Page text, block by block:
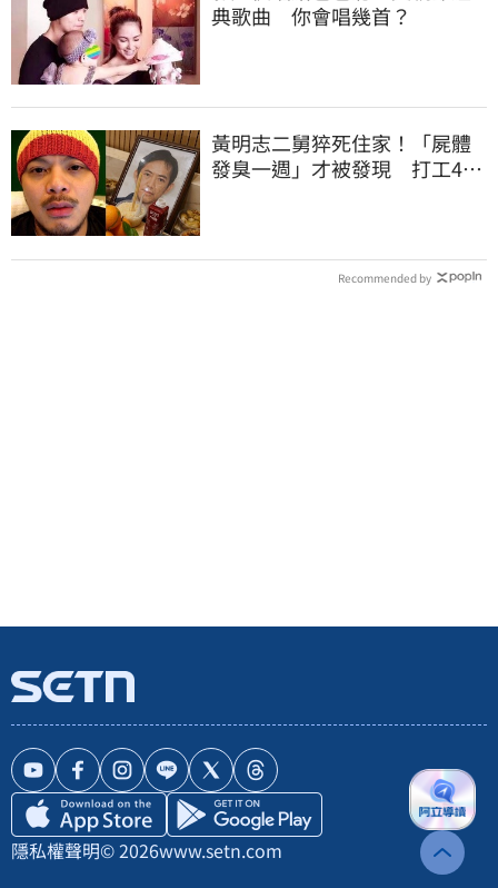
典歌曲 你會唱幾首？
黃明志二舅猝死住家！「屍體
發臭一週」才被發現 打工40
Recommended by
隱私權聲明© 2026www.setn.com